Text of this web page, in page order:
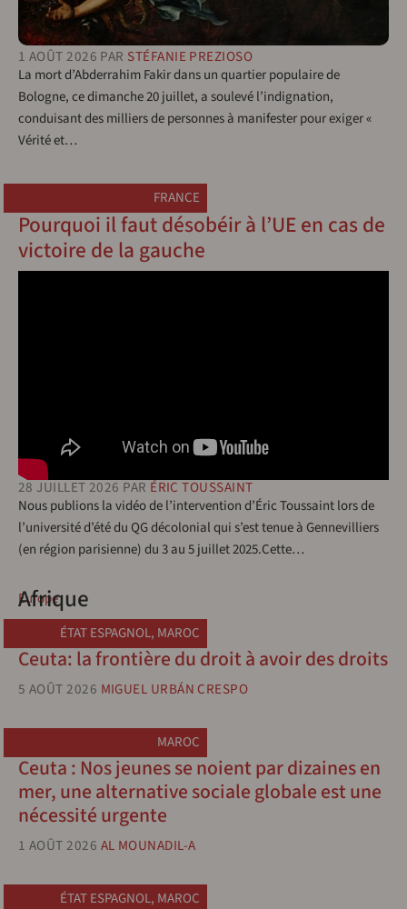
1 AOÛT 2026 PAR STÉFANIE PREZIOSO
La mort d’Abderrahim Fakir dans un quartier populaire de
Bologne, ce dimanche 20 juillet, a soulevé l’indignation,
conduisant des milliers de personnes à manifester pour exiger «
Vérité et…
FRANCE
Pourquoi il faut désobéir à l’UE en cas de
victoire de la gauche
28 JUILLET 2026 PAR ÉRIC TOUSSAINT
Nous publions la vidéo de l’intervention d’Éric Toussaint lors de
l’université d’été du QG décolonial qui s’est tenue à Gennevilliers
(en région parisienne) du 3 au 5 juillet 2025.Cette…
Europe
Afrique
ÉTAT ESPAGNOL, MAROC
Ceuta: la frontière du droit à avoir des droits
5 AOÛT 2026 MIGUEL URBÁN CRESPO
MAROC
Ceuta : Nos jeunes se noient par dizaines en
mer, une alternative sociale globale est une
nécessité urgente
1 AOÛT 2026 AL MOUNADIL-A
ÉTAT ESPAGNOL, MAROC